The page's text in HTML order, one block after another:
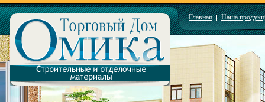
Главная Наша